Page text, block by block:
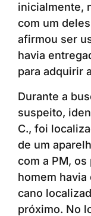
inicialmente,
com um
afirmou ser
havia
para adquirir
Durante a
suspeito,
C., foi
de um
com a PM,
homem
cano
próximo. No